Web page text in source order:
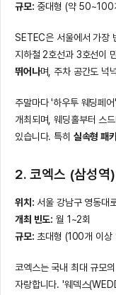
규모: 중대형 (약 50~100
SETEC은 서울에서 가장
지하철 2호선과 3호선이
뛰어나며, 주차 공간도 넉
주말마다 '하우투 웨딩페
개최되며, 웨딩홀부터 스
있습니다. 특히 실속형 패
2. 코엑스 (삼성역
위치: 서울 강남구 영동대
개최 빈도: 월 1~2회
규모: 초대형 (100개 이상
코엑스는 국내 최대 규모
자랑합니다. '웨덱스